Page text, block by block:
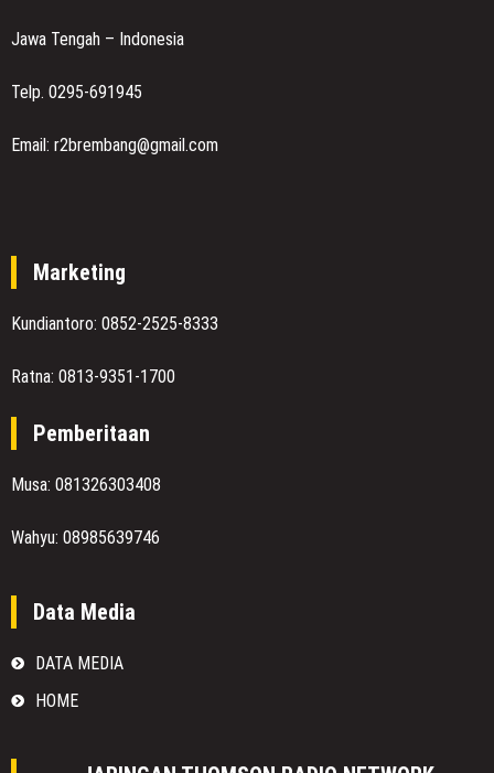
Jawa Tengah – Indonesia
Telp. 0295-691945
Email: r2brembang@gmail.com
Marketing
Kundiantoro: 0852-2525-8333
Ratna: 0813-9351-1700
Pemberitaan
Musa: 081326303408
Wahyu: 08985639746
Data Media
DATA MEDIA
HOME